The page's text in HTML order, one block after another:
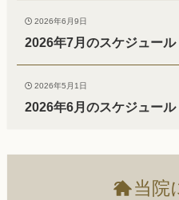
2026年6月9日
2026年7月のスケジュール
2026年5月1日
2026年6月のスケジュール
? 当院